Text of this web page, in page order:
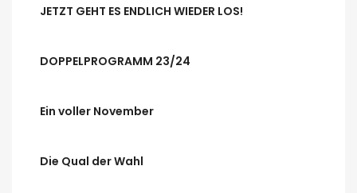
JETZT GEHT ES ENDLICH WIEDER LOS!
DOPPELPROGRAMM 23/24
Ein voller November
Die Qual der Wahl